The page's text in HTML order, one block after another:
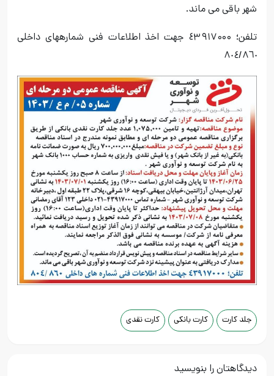
شهر باقی می ماند.
تلفن؛ ٤۳۹۱۷۰۰۰ جهت اخذ اطلاعات فنی شمارههای داخلی
٨٠٤/٨٦٠
جلد کارت کارت بانکی کارت نقدی
دیدگاهتان را بنویسید